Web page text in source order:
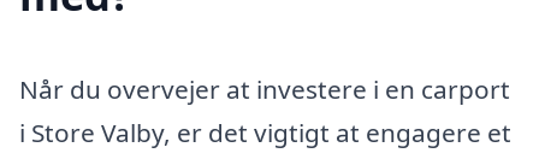
Når du overvejer at investere i en carport
i Store Valby, er det vigtigt at engagere et